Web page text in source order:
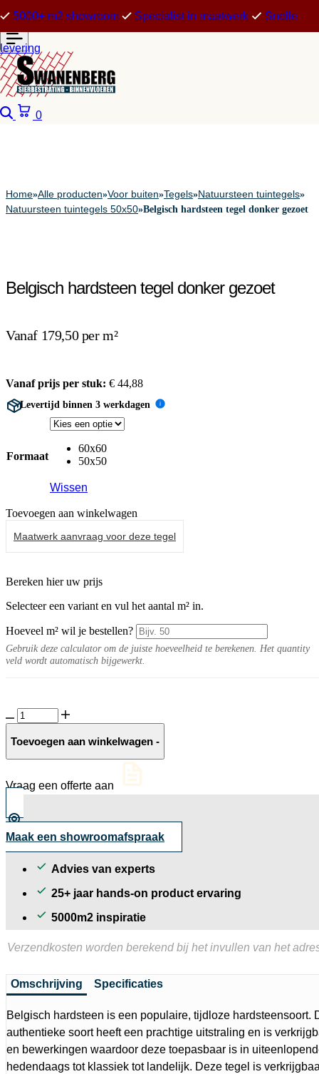
5000+ m2 showroom Specialist in maatwerk Snelle
levering
Zoeken
0
Home»Alle producten»Voor buiten»Tegels»Natuursteen tuintegels»
Natuursteen tuintegels 50x50»Belgisch hardsteen tegel donker gezoet
Belgisch hardsteen tegel donker gezoet
Vanaf 179,50 per m²
Vanaf prijs per stuk: € 44,88
Levertijd binnen 3 werkdagen i
Formaat
60x60
50x50
Wissen
Toevoegen aan winkelwagen
Maatwerk aanvraag voor deze tegel
Bereken hier uw prijs
Selecteer een variant en vul het aantal m² in.
Hoeveel m² wil je bestellen?
Gebruik deze calculator om de juiste hoeveelheid te berekenen. Het quantity
veld wordt automatisch bijgewerkt.
Belgisch
hardsteen
tegel
Toevoegen aan winkelwagen -
Vraag een offerte aan
Maak een showroomafspraak
Advies van experts
25+ jaar hands-on product ervaring
5000m2 inspiratie
Verzendkosten worden berekend bij het invullen van het
Omschrijving Specificaties
Belgisch hardsteen is een populaire, tijdloze hardsteensoort.
authentieke soort heeft een prachtige uitstraling en is
en bewerkingen waardoor deze toepasbaar is in
hedendaags tot klassiek tot landelijk. Deze tegel is